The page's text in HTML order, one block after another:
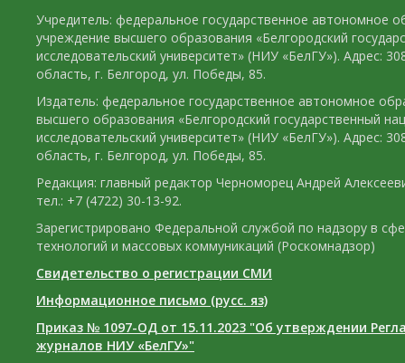
Учредитель: федеральное государственное автономное
учреждение высшего образования «Белгородский
исследовательский университет» (НИУ «БелГУ»). Адрес:
область, г. Белгород, ул. Победы, 85.
Издатель: федеральное государственное автономное
высшего образования «Белгородский государственный
исследовательский университет» (НИУ «БелГУ»). Адрес:
область, г. Белгород, ул. Победы, 85.
Редакция: главный редактор Черноморец Андрей
тел.: +7 (4722) 30-13-92.
Зарегистрировано Федеральной службой по надзору в
технологий и массовых коммуникаций (Роскомнадзор)
Свидетельство о регистрации СМИ
Информационное письмо (русс. яз)
Приказ № 1097-ОД от 15.11.2023 "Об утверждении
журналов НИУ «БелГУ»"